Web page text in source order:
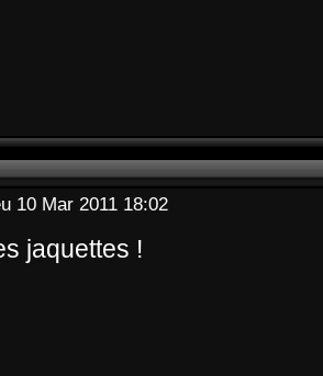
10 Mar 2011 18:02
jaquettes !